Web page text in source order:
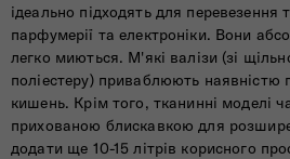
ідеально підходять для перевезення
парфумерії та електроніки. Вони
легко миються. М'які валізи (зі
поліестеру) приваблюють наявністю
кишень. Крім того, тканинні моделі
прихованою блискавкою для
додати ще 10-15 літрів корисного